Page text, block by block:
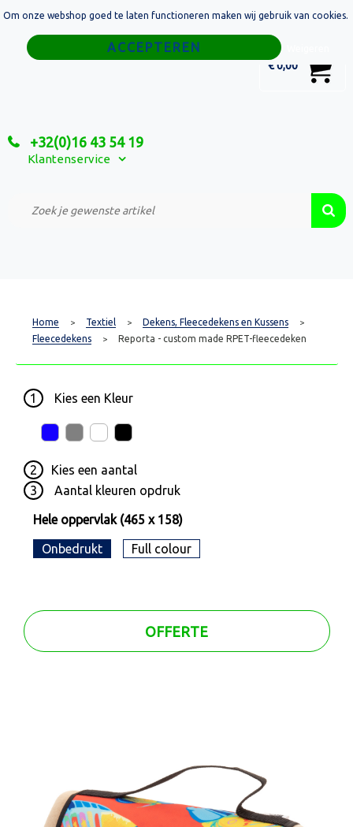
€ 0,00
+32(0)16 43 54 19
Klantenservice
Home
Relatiegeschenken
Custom Made Projecten
Home > Textiel > Dekens, Fleecedekens en Kussens >
Fleecedekens > Reporta - custom made RPET-fleecedeken
1 Kies een Kleur
2 Kies een aantal
3
Aantal kleuren opdruk
Hele oppervlak (465 x 158)
Onbedrukt Full colour
OFFERTE
Om onze webshop goed te laten functioneren maken wij gebruik van cookies.